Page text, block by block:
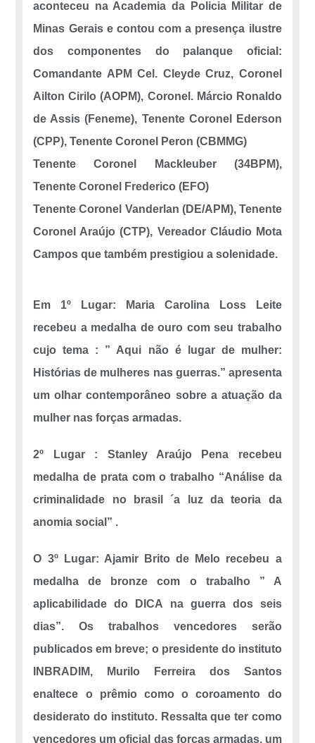
aconteceu na Academia da Policia Militar de
Minas Gerais e contou com a presença ilustre
dos componentes do palanque oficial:
Comandante APM Cel. Cleyde Cruz, Coronel
Ailton Cirilo (AOPM), Coronel. Márcio Ronaldo
de Assis (Feneme), Tenente Coronel Ederson
(CPP), Tenente Coronel Peron (CBMMG)
Tenente Coronel Mackleuber (34BPM),
Tenente Coronel Frederico (EFO)
Tenente Coronel Vanderlan (DE/APM), Tenente
Coronel Araújo (CTP), Vereador Cláudio Mota
Campos que também prestigiou a solenidade.
Em 1º Lugar: Maria Carolina Loss Leite
recebeu a medalha de ouro com seu trabalho
cujo tema : ” Aqui não é lugar de mulher:
Histórias de mulheres nas guerras.” apresenta
um olhar contemporâneo sobre a atuação da
mulher nas forças armadas.
2º Lugar : Stanley Araújo Pena recebeu
medalha de prata com o trabalho “Análise da
criminalidade no brasil ´a luz da teoria da
anomia social” .
O 3º Lugar: Ajamir Brito de Melo recebeu a
medalha de bronze com o trabalho ” A
aplicabilidade do DICA na guerra dos seis
dias”. Os trabalhos vencedores serão
publicados em breve; o presidente do instituto
INBRADIM, Murilo Ferreira dos Santos
enaltece o prêmio como o coroamento do
desiderato do instituto. Ressalta que ter como
vencedores um oficial das forças armadas, um